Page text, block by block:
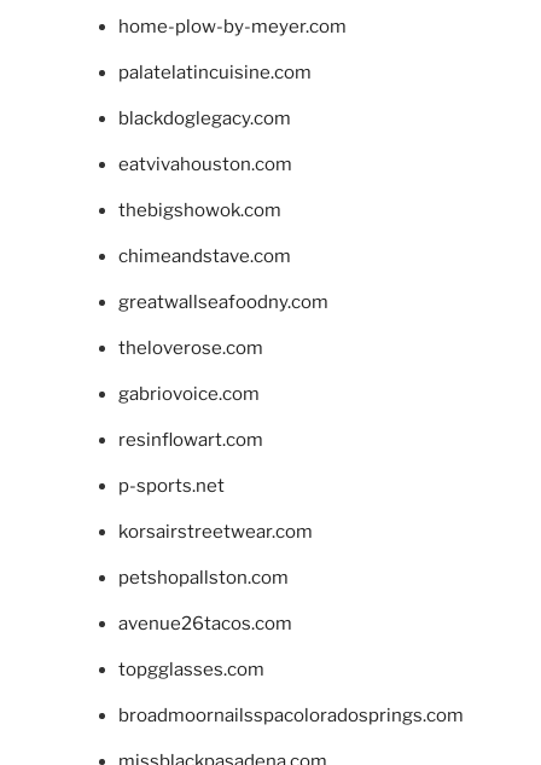
home-plow-by-meyer.com
palatelatincuisine.com
blackdoglegacy.com
eatvivahouston.com
thebigshowok.com
chimeandstave.com
greatwallseafoodny.com
theloverose.com
gabriovoice.com
resinflowart.com
p-sports.net
korsairstreetwear.com
petshopallston.com
avenue26tacos.com
topgglasses.com
broadmoornailsspacoloradosprings.com